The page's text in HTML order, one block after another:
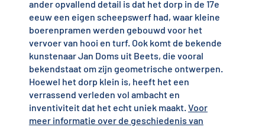
ander opvallend detail is dat het dorp in de 17e
eeuw een eigen scheepswerf had, waar kleine
boerenpramen werden gebouwd voor het
vervoer van hooi en turf. Ook komt de bekende
kunstenaar Jan Doms uit Beets, die vooral
bekendstaat om zijn geometrische ontwerpen.
Hoewel het dorp klein is, heeft het een
verrassend verleden vol ambacht en
inventiviteit dat het echt uniek maakt.Voor
meer informatie over de geschiedenis van